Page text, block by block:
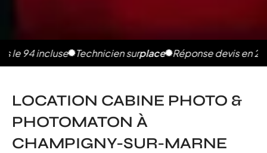
Technicien surplace Réponse devis en 2h
LOCATION CABINE PHOTO &
PHOTOMATON À
CHAMPIGNY-SUR-MARNE